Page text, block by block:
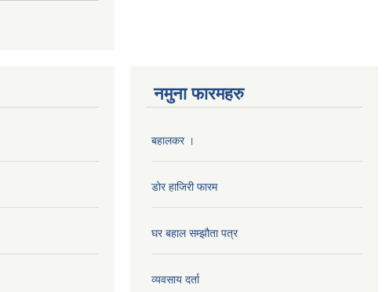
नमुना फारमहरु
बहालकर ।
डोर हाजिरी फारम
घर बहाल सम्झौता पत्र
व्यवसाय दर्ता